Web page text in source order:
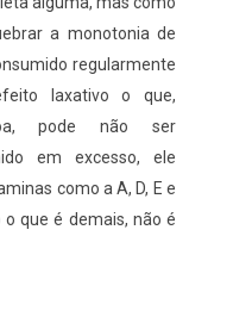
a monotonia de
regularmente
laxativo o que,
pode não ser
em excesso, ele
como a A, D, E e
o que é demais, não é